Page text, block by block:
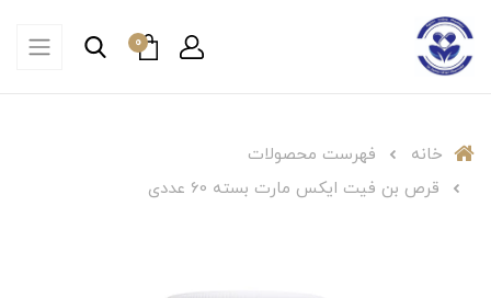
0
خانه
فهرست محصولات
قرص بن فیت ایکس مارت بسته 60 عددی